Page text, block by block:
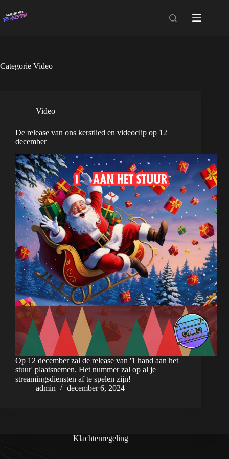
naar
de
Categorie Video
Video
De release van ons kerstlied en videoclip op 12
december
Op 12 december zal de release van '1 hand aan het
stuur' plaatsnemen. Het nummer zal op al je
streamingsdiensten af te spelen zijn!
admin
december 6, 2024
Klachtenregeling